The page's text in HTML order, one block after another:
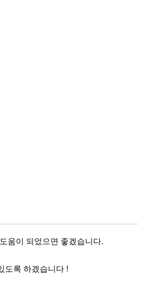
움이 되었으면 좋겠습니다.
도록 하겠습니다 !